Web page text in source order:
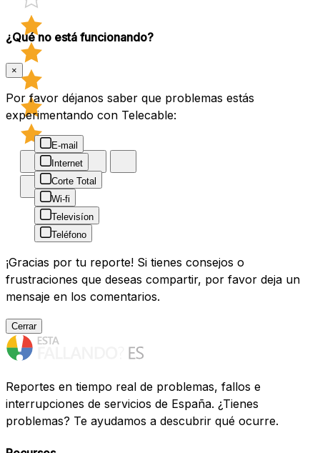
¿Qué no está funcionando?
×
Por favor déjanos saber que problemas estás
experimentando con Telecable:
E-mail
Internet
Corte Total
Wi-fi
Televisíon
Teléfono
¡Gracias por tu reporte! Si tienes consejos o
frustraciones que deseas compartir, por favor deja un
mensaje en los comentarios.
Cerrar
Reportes en tiempo real de problemas, fallos e
interrupciones de servicios de España. ¿Tienes
problemas? Te ayudamos a descubrir qué ocurre.